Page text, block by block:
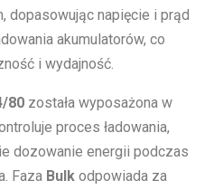
dopasowując napięcie i prąd
akumulatorów, co
i wydajność.
80 została wyposażona w
proces ładowania,
dozowanie energii podczas
Faza Bulk odpowiada za